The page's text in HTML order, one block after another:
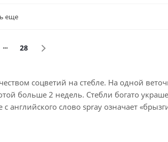
еще
28
соцветий на стебле. На одной
больше 2 недель. Стебли богато
слово spray означает